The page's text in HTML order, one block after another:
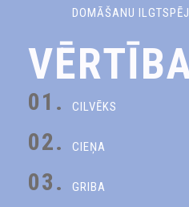
DOMĀŠANU
01. CILVĒKS
02. CIEŅA
03. GRIBA